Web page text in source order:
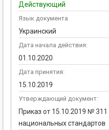
Действующий
Язык документа
Украинский
Дата начала действия:
01.10.2020
Дата принятия:
15.10.2019
Утверждающий документ:
Приказ от 15.10.2019 №
национальных стандартов